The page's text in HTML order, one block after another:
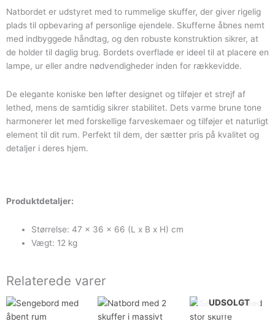
Natbordet er udstyret med to rummelige skuffer, der giver rigelig
plads til opbevaring af personlige ejendele. Skufferne åbnes nemt
med indbyggede håndtag, og den robuste konstruktion sikrer, at
de holder til daglig brug. Bordets overflade er ideel til at placere en
lampe, ur eller andre nødvendigheder inden for rækkevidde.
De elegante koniske ben løfter designet og tilføjer et strejf af
lethed, mens de samtidig sikrer stabilitet. Dets varme brune tone
harmonerer let med forskellige farveskemaer og tilføjer et naturligt
element til dit rum. Perfekt til dem, der sætter pris på kvalitet og
detaljer i deres hjem.
Produktdetaljer:
Størrelse: 47 x 36 x 66 (L x B x H) cm
Vægt: 12 kg
Relaterede varer
UDSOLGT